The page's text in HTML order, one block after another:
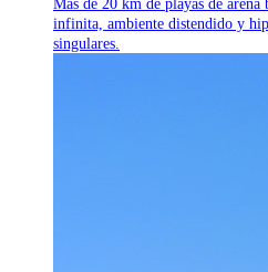
Más de 20 km de playas de arena
infinita, ambiente distendido y
singulares.